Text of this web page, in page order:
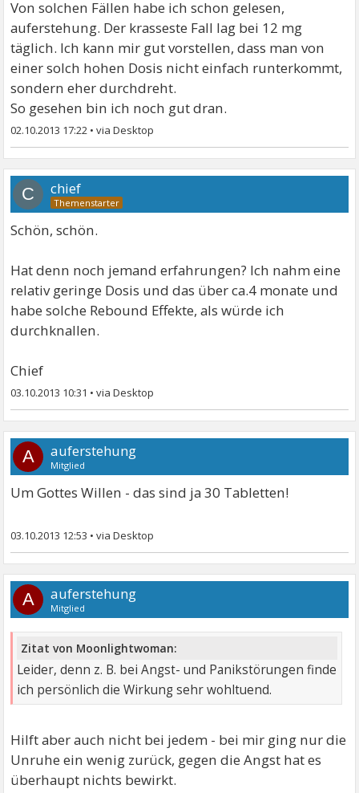
Von solchen Fällen habe ich schon gelesen,
auferstehung. Der krasseste Fall lag bei 12 mg
täglich. Ich kann mir gut vorstellen, dass man von
einer solch hohen Dosis nicht einfach runterkommt,
sondern eher durchdreht.
So gesehen bin ich noch gut dran.
02.10.2013 17:22 •
C chief
Schön, schön.
Hat denn noch jemand erfahrungen? Ich nahm eine
relativ geringe Dosis und das über ca.4 monate und
habe solche Rebound Effekte, als würde ich
durchknallen.
Chief
03.10.2013 10:31 •
A auferstehung
Mitglied
Um Gottes Willen - das sind ja 30 Tabletten!
03.10.2013 12:53 •
A auferstehung
Mitglied
Zitat von Moonlightwoman:
Leider, denn z. B. bei Angst- und Panikstörungen finde
ich persönlich die Wirkung sehr wohltuend.
Hilft aber auch nicht bei jedem - bei mir ging nur die
Unruhe ein wenig zurück, gegen die Angst hat es
überhaupt nichts bewirkt.